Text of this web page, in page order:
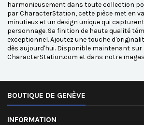
harmonieusement dans toute collection
par CharacterStation, cette pièce met en
minutieux et un design unique qui
personnage. Sa finition de haute qualité
exceptionnel. Ajoutez une touche
dès aujourd'hui. Disponible maintenant sur
CharacterStation.com et dans notre
BOUTIQUE DE GENÈVE
INFORMATION